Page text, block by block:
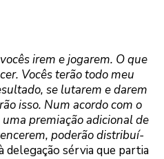
irem e jogarem. O que
Vocês terão todo meu
se lutarem e darem
isso. Num acordo com o
premiação adicional de
poderão distribuí-
delegação sérvia que partia